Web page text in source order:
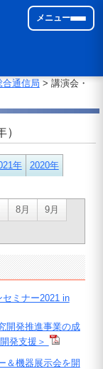
メニュー
合通信局 > 講演会・
年 2020年
8月 9月
セミナー2021 in
開発推進事業の成
発支援＞
＆機器展示会を開